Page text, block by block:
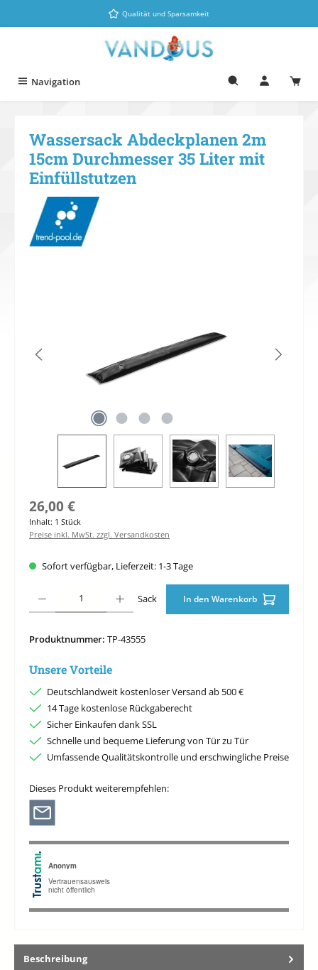
Zum Hauptinhalt springenQualität und Sparsamkeit
Navigation
Wassersack Abdeckplanen 2m
15cm Durchmesser 35 Liter mit
Einfüllstutzen
Regulärer Preis:
26,00 €
Inhalt: 1 Stück
Preise inkl. MwSt. zzgl. Versandkosten
Sofort verfügbar, Lieferzeit: 1-3 Tage
Sack In den Warenkorb
Produktnummer: TP-43555
Unsere Vorteile
Deutschlandweit kostenloser Versand ab 500 €
14 Tage kostenlose Rückgaberecht
Sicher Einkaufen dank SSL
Schnelle und bequeme Lieferung von Tür zu Tür
Umfassende Qualitätskontrolle und erschwingliche Preise
Dieses Produkt weiterempfehlen:
Beschreibung